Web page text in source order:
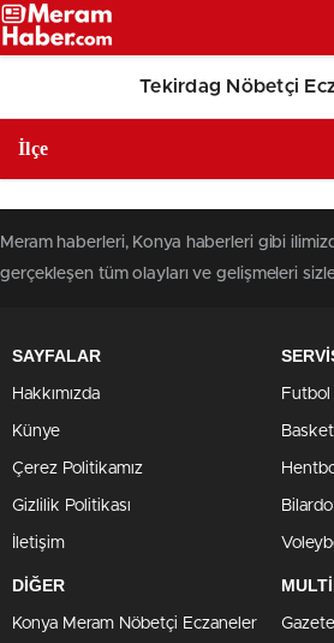
Tekirdag Nöbetçi
Meram haberleri, Konya haberleri gibi
gerçekleşen tüm olayları ve gelişmeleri
SAYFALAR
Hakkımızda
Künye
Çerez Politikamız
Gizlilik Politikası
İletişim
Futbol
DİĞER
Konya Meram Nöbetçi Eczaneler